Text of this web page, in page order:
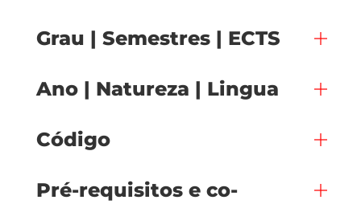
Grau | Semestres | ECTS
Ano | Natureza | Lingua
Código
Pré-requisitos e co-